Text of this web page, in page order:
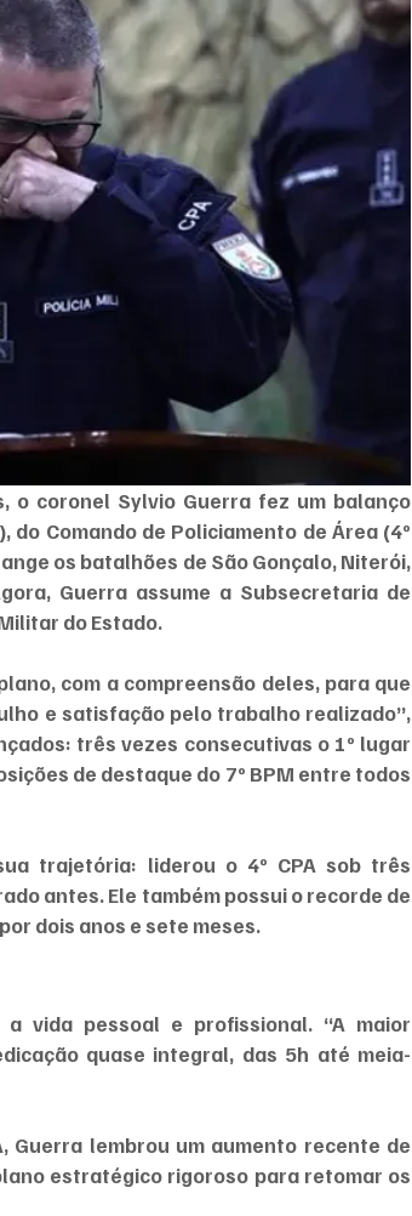
o coronel Sylvio Guerra fez um balanço
Comando de Policiamento de Área (4º
os batalhões de São Gonçalo, Niterói,
Guerra assume a Subsecretaria de
do Estado.
com a compreensão deles, para que
e satisfação pelo trabalho realizado”,
três vezes consecutivas o 1º lugar
de destaque do 7º BPM entre todos
trajetória: liderou o 4º CPA sob três
antes. Ele também possui o recorde de
dois anos e sete meses.
vida pessoal e profissional. “A maior
quase integral, das 5h até meia-
Guerra lembrou um aumento recente de
estratégico rigoroso para retomar os